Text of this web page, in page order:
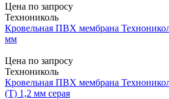
Цена по запросу
Технониколь
Кровельная ПВХ мембрана
мм
Цена по запросу
Технониколь
Кровельная ПВХ мембрана
(Т) 1,2 мм серая